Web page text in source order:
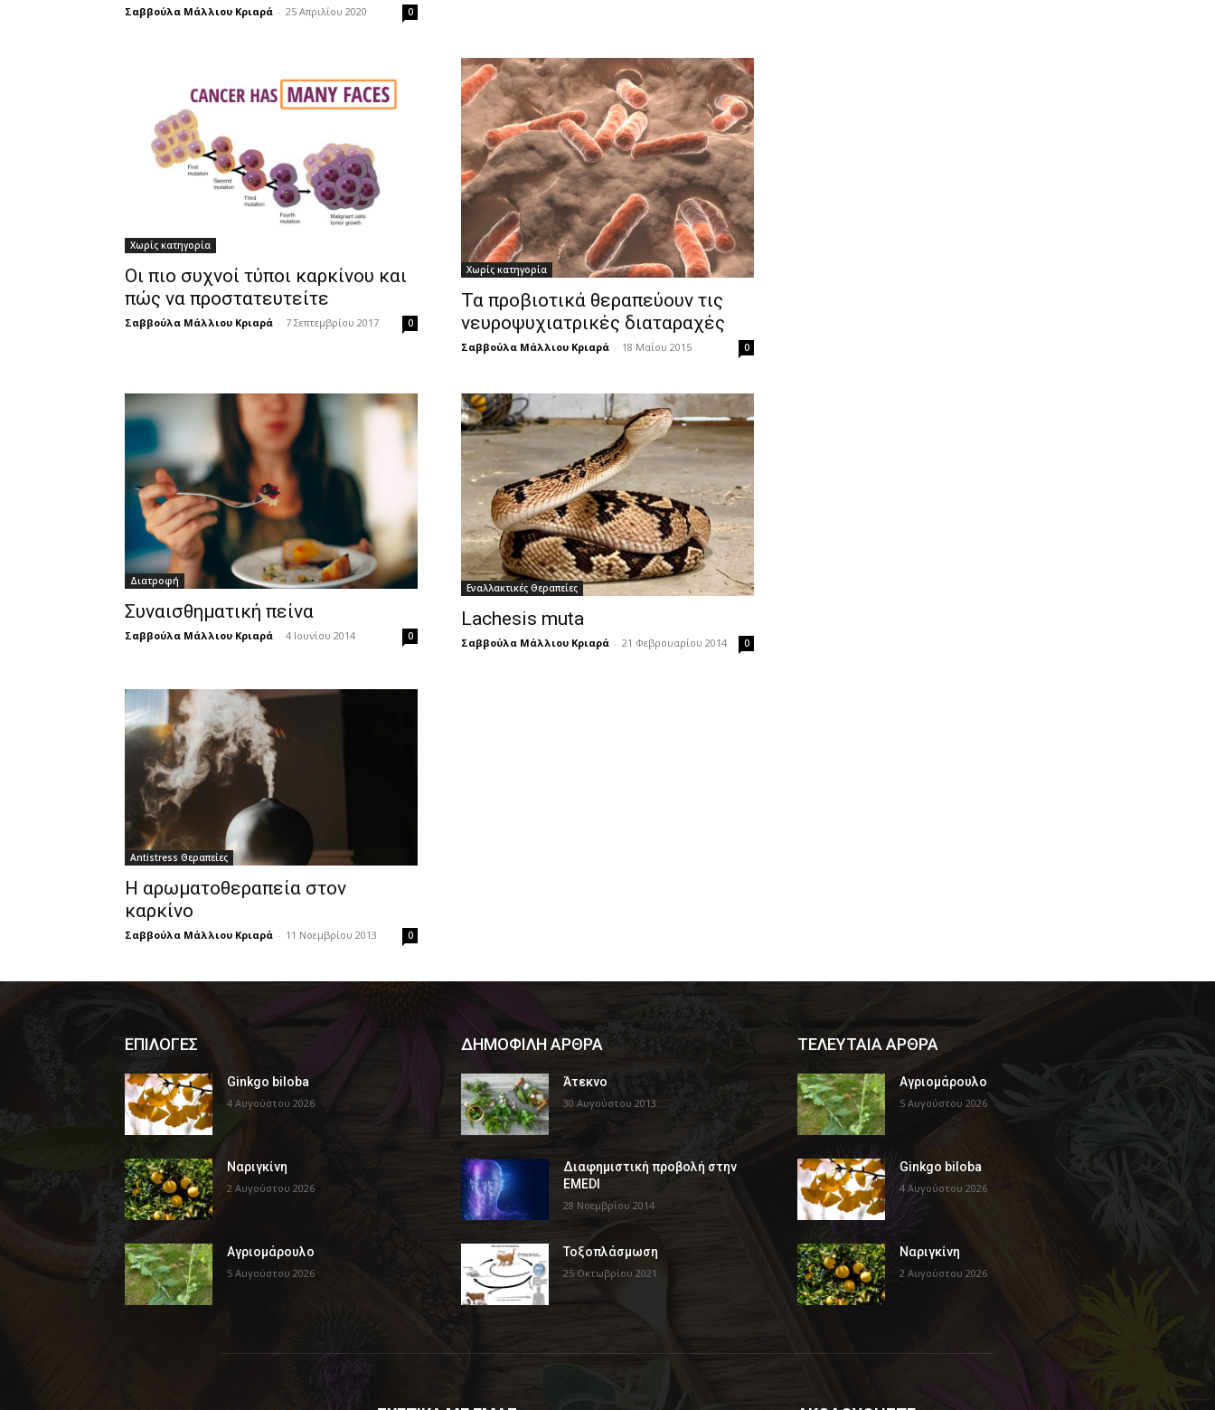
Σαββούλα Μάλλιου Κριαρά - 25 Απριλίου 2020 0
Χωρίς κατηγορία
Οι πιο συχνοί τύποι καρκίνου και
πώς να προστατευτείτε
Σαββούλα Μάλλιου Κριαρά - 7 Σεπτεμβρίου 2017 0
Χωρίς κατηγορία
Τα προβιοτικά θεραπεύουν τις
νευροψυχιατρικές διαταραχές
Σαββούλα Μάλλιου Κριαρά - 18 Μαΐου 2015 0
Διατροφή
Συναισθηματική πείνα
Σαββούλα Μάλλιου Κριαρά - 4 Ιουνίου 2014 0
Εναλλακτικές Θεραπείες
Lachesis muta
Σαββούλα Μάλλιου Κριαρά - 21 Φεβρουαρίου 2014 0
Antistress Θεραπείες
Η αρωματοθεραπεία στον
καρκίνο
Σαββούλα Μάλλιου Κριαρά - 11 Νοεμβρίου 2013 0
ΕΠΙΛΟΓΕΣ
Ginkgo biloba
4 Αυγούστου 2026
Ναριγκίνη
2 Αυγούστου 2026
Αγριομάρουλο
5 Αυγούστου 2026
ΔΗΜΟΦΙΛΗ ΑΡΘΡΑ
Άτεκνο
30 Αυγούστου 2013
Διαφημιστική προβολή στην
EMEDI
28 Νοεμβρίου 2014
Τοξοπλάσμωση
25 Οκτωβρίου 2021
ΤΕΛΕΥΤΑΙΑ ΑΡΘΡΑ
Αγριομάρουλο
5 Αυγούστου 2026
Ginkgo biloba
4 Αυγούστου 2026
Ναριγκίνη
2 Αυγούστου 2026